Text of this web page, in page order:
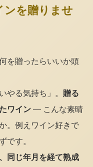
ンを贈りませ
を贈ったらいいか頭
やる気持ち」。 贈る
ワイン — こんな素晴
。例えワイン好きで
です。
同じ年月を経て熟成